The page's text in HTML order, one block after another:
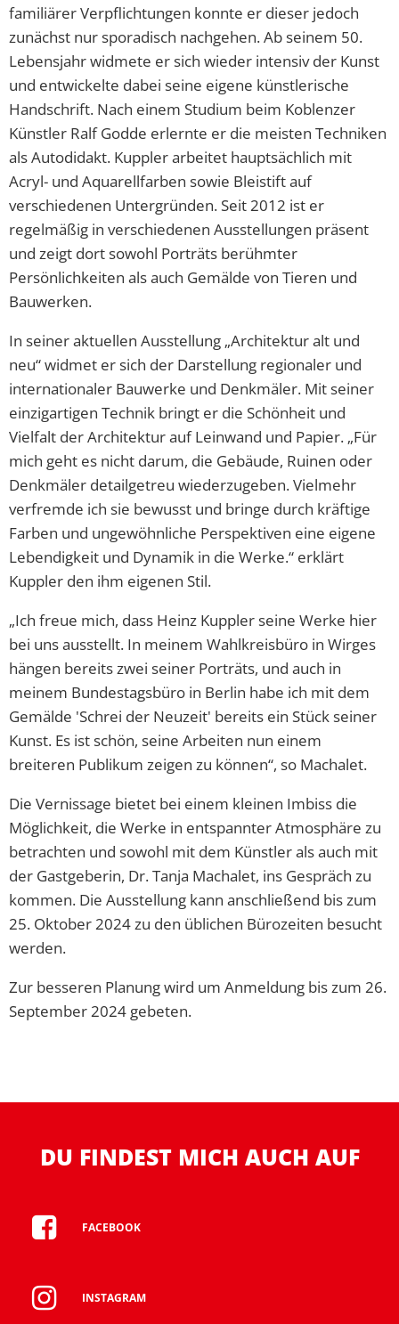
familiärer Verpflichtungen konnte er dieser jedoch
zunächst nur sporadisch nachgehen. Ab seinem 50.
Lebensjahr widmete er sich wieder intensiv der Kunst
und entwickelte dabei seine eigene künstlerische
Handschrift. Nach einem Studium beim Koblenzer
Künstler Ralf Godde erlernte er die meisten Techniken
als Autodidakt. Kuppler arbeitet hauptsächlich mit
Acryl- und Aquarellfarben sowie Bleistift auf
verschiedenen Untergründen. Seit 2012 ist er
regelmäßig in verschiedenen Ausstellungen präsent
und zeigt dort sowohl Porträts berühmter
Persönlichkeiten als auch Gemälde von Tieren und
Bauwerken.
In seiner aktuellen Ausstellung „Architektur alt und
neu“ widmet er sich der Darstellung regionaler und
internationaler Bauwerke und Denkmäler. Mit seiner
einzigartigen Technik bringt er die Schönheit und
Vielfalt der Architektur auf Leinwand und Papier. „Für
mich geht es nicht darum, die Gebäude, Ruinen oder
Denkmäler detailgetreu wiederzugeben. Vielmehr
verfremde ich sie bewusst und bringe durch kräftige
Farben und ungewöhnliche Perspektiven eine eigene
Lebendigkeit und Dynamik in die Werke.“ erklärt
Kuppler den ihm eigenen Stil.
„Ich freue mich, dass Heinz Kuppler seine Werke hier
bei uns ausstellt. In meinem Wahlkreisbüro in Wirges
hängen bereits zwei seiner Porträts, und auch in
meinem Bundestagsbüro in Berlin habe ich mit dem
Gemälde 'Schrei der Neuzeit' bereits ein Stück seiner
Kunst. Es ist schön, seine Arbeiten nun einem
breiteren Publikum zeigen zu können“, so Machalet.
Die Vernissage bietet bei einem kleinen Imbiss die
Möglichkeit, die Werke in entspannter Atmosphäre zu
betrachten und sowohl mit dem Künstler als auch mit
der Gastgeberin, Dr. Tanja Machalet, ins Gespräch zu
kommen. Die Ausstellung kann anschließend bis zum
25. Oktober 2024 zu den üblichen Bürozeiten besucht
werden.
Zur besseren Planung wird um Anmeldung bis zum 26.
September 2024 gebeten.
DU FINDEST MICH AUCH AUF
FACEBOOK
INSTAGRAM